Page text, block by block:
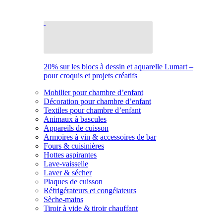
20% sur les blocs à dessin et aquarelle Lumart –
pour croquis et projets créatifs
Mobilier pour chambre d’enfant
Décoration pour chambre d’enfant
Textiles pour chambre d’enfant
Animaux à bascules
Appareils de cuisson
Armoires à vin & accessoires de bar
Fours & cuisinières
Hottes aspirantes
Lave-vaisselle
Laver & sécher
Plaques de cuisson
Réfrigérateurs et congélateurs
Sèche-mains
Tiroir à vide & tiroir chauffant